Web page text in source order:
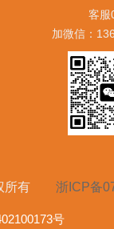
客服
加微信：
所有 浙ICP备
号